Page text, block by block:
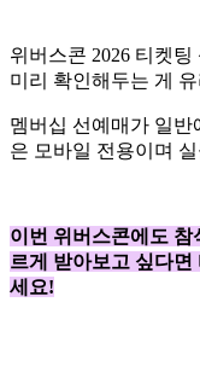
위버스콘 2026 티켓
미리 확인해두는 게
멤버십 선예매가 일반
은 모바일 전용이며
이번 위버스콘에도
르게 받아보고 싶다
세요!